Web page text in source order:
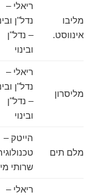
מליבו
אינווסט.
ריאלי –
נדל"ן ובינוי
– נדל"ן
ובינוי
מליסרון
ריאלי –
נדל"ן ובינוי
– נדל"ן
ובינוי
מלם תים
הייטק –
טכנולוגיה –
שרותי מידע
ריאלי –